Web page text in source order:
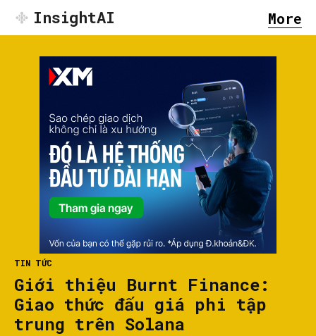
InsightAI More
TIN TỨC
Giới thiệu Burnt Finance:
Giao thức đấu giá phi tập
trung trên Solana